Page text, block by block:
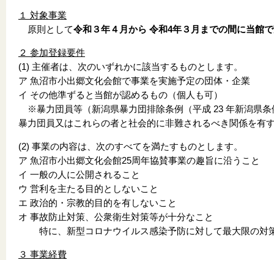
１ 対象事業
原則として令和３年４月から 令和4年３月までの間に当館
２ 参加登録要件
(1) 主催者は、次のいずれかに該当するものとします。
ア 魚沼市小出郷文化会館で事業を実施予定の団体・企業
イ その他準ずると当館が認めるもの（個人も可）
※暴力団員等（新潟県暴力団排除条例（平成 23 年新潟県条
暴力団員又はこれらの者と社会的に非難されるべき関係を有
(2) 事業の内容は、次のすべてを満たすものとします。
ア 魚沼市小出郷文化会館25周年協賛事業の趣旨に沿うこと
イ 一般の人に公開されること
ウ 営利を主たる目的としないこと
エ 政治的・宗教的目的を有しないこと
オ 事故防止対策、公衆衛生対策等が十分なこと
特に、新型コロナウイルス感染予防に対して最大限の対
３ 事業経費